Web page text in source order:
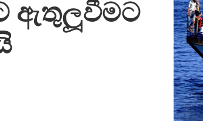
ඇතුලූවීමට